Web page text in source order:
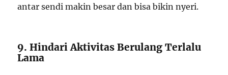
antar sendi makin besar dan bisa bikin nyeri.
9. Hindari Aktivitas Berulang Terlalu
Lama